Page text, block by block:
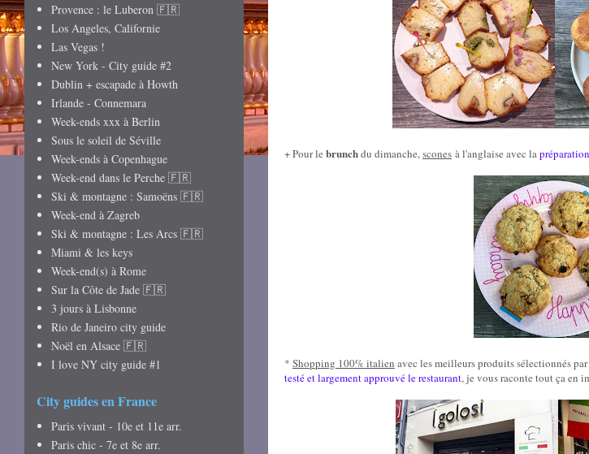
+ Pour le brunchdu dimanche, scones à l'anglaise avec la
* Shopping 100% italien avec les meilleurs produits sélectionnés par
testé et largement approuvé le restaurant, je vous raconte tout ça en
Provence : le Luberon 🇫🇷
Los Angeles, Californie
Las Vegas !
New York - City guide #2
Dublin + escapade à Howth
Irlande - Connemara
Week-ends xxx à Berlin
Sous le soleil de Séville
Week-ends à Copenhague
Week-end dans le Perche 🇫🇷
Ski & montagne : Samoëns 🇫🇷
Week-end à Zagreb
Ski & montagne : Les Arcs 🇫🇷
Miami & les keys
Week-end(s) à Rome
Sur la Côte de Jade 🇫🇷
3 jours à Lisbonne
Rio de Janeiro city guide
Noël en Alsace 🇫🇷
I love NY city guide #1
City guides en France
Paris vivant - 10e et 11e arr.
Paris chic - 7e et 8e arr.